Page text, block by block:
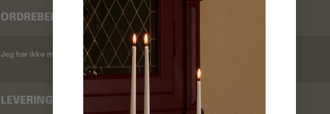
ORDREBEKRÆFTELSE
Jeg har ikke modtaget en ordrebekræftelse ?
LEVERINGSTID